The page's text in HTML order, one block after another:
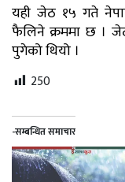
यही जेठ १५ गते
फैलिने क्रममा छ ।
पुगेको थियो ।
250
-सम्बन्धित समाचार